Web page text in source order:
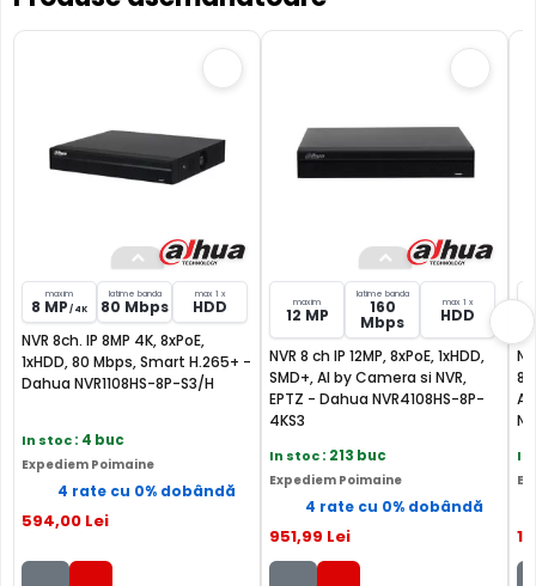
maxim
8 MP / 4K
latime banda
80 Mbps
max 1 x
HDD
NVR 8ch. IP 8MP 4K, 8xPoE,
1xHDD, 80 Mbps, Smart H.265+ -
Dahua NVR1108HS-8P-S3/H
In stoc: 4 buc
Expediem Poimaine
4 rate cu 0% dobândă
594,00 Lei
maxim
12 MP
latime banda
160
Mbps
max 1 x
HDD
NVR 8 ch IP 12MP, 8xPoE, 1xHDD,
SMD+, AI by Camera si NVR,
EPTZ - Dahua NVR4108HS-8P-
4KS3
In stoc: 213 buc
Expediem Poimaine
4 rate cu 0% dobândă
951,99 Lei
AI
In